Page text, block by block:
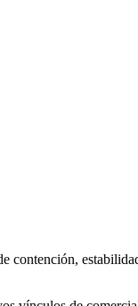
contención,